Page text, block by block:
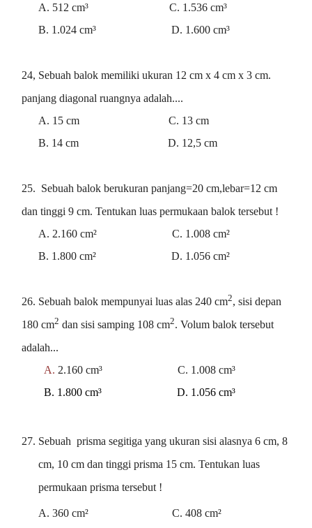
A. 512 cm³ C. 1.536 cm³
B. 1.024 cm³ D. 1.600 cm³
24, Sebuah balok memiliki ukuran 12 cm x 4 cm x 3 cm.
panjang diagonal ruangnya adalah....
A. 15 cm C. 13 cm
B. 14 cm D. 12,5 cm
25. Sebuah balok berukuran panjang=20 cm,lebar=12 cm
dan tinggi 9 cm. Tentukan luas permukaan balok tersebut !
A. 2.160 cm² C. 1.008 cm²
B. 1.800 cm² D. 1.056 cm²
26. Sebuah balok mempunyai luas alas 240 cm2, sisi depan
180 cm2 dan sisi samping 108 cm2. Volum balok tersebut
adalah...
A. 2.160 cm³ C. 1.008 cm³
B. 1.800 cm³ D. 1.056 cm³
27. Sebuah prisma segitiga yang ukuran sisi alasnya 6 cm, 8
cm, 10 cm dan tinggi prisma 15 cm. Tentukan luas
permukaan prisma tersebut !
A. 360 cm² C. 408 cm²